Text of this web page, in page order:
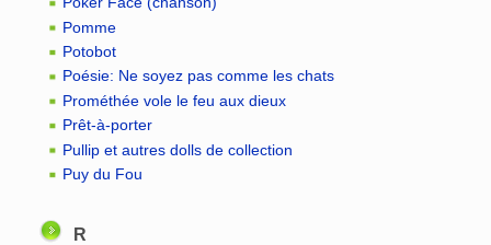
Pomme
Potobot
Poésie: Ne soyez pas comme les chats
Prométhée vole le feu aux dieux
Prêt-à-porter
Pullip et autres dolls de collection
Puy du Fou
R